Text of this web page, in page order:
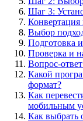
Шаг 3:
Конвертация
Выбор
Подготовка
Проверка и
Вопрос-
Какой
формат?
Как
мобильным
Как выбрать